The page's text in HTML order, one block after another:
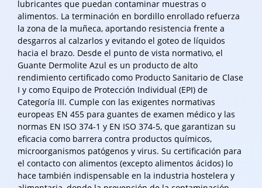
lubricantes que puedan contaminar muestras o
alimentos. La terminación en bordillo enrollado refuerza
la zona de la muñeca, aportando resistencia frente a
desgarros al calzarlos y evitando el goteo de líquidos
hacia el brazo. Desde el punto de vista normativo, el
Guante Dermolite Azul es un producto de alto
rendimiento certificado como Producto Sanitario de Clase
I y como Equipo de Protección Individual (EPI) de
Categoría III. Cumple con las exigentes normativas
europeas EN 455 para guantes de examen médico y las
normas EN ISO 374-1 y EN ISO 374-5, que garantizan su
eficacia como barrera contra productos químicos,
microorganismos patógenos y virus. Su certificación para
el contacto con alimentos (excepto alimentos ácidos) lo
hace también indispensable en la industria hostelera y